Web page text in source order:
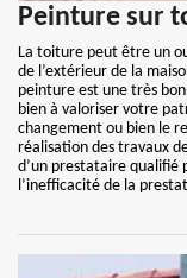
Peinture sur
La toiture peut être un
de l’extérieur de la
peinture est une très
bien à valoriser votre
changement ou bien le
réalisation des travaux
d’un prestataire qualifié
l’inefficacité de la